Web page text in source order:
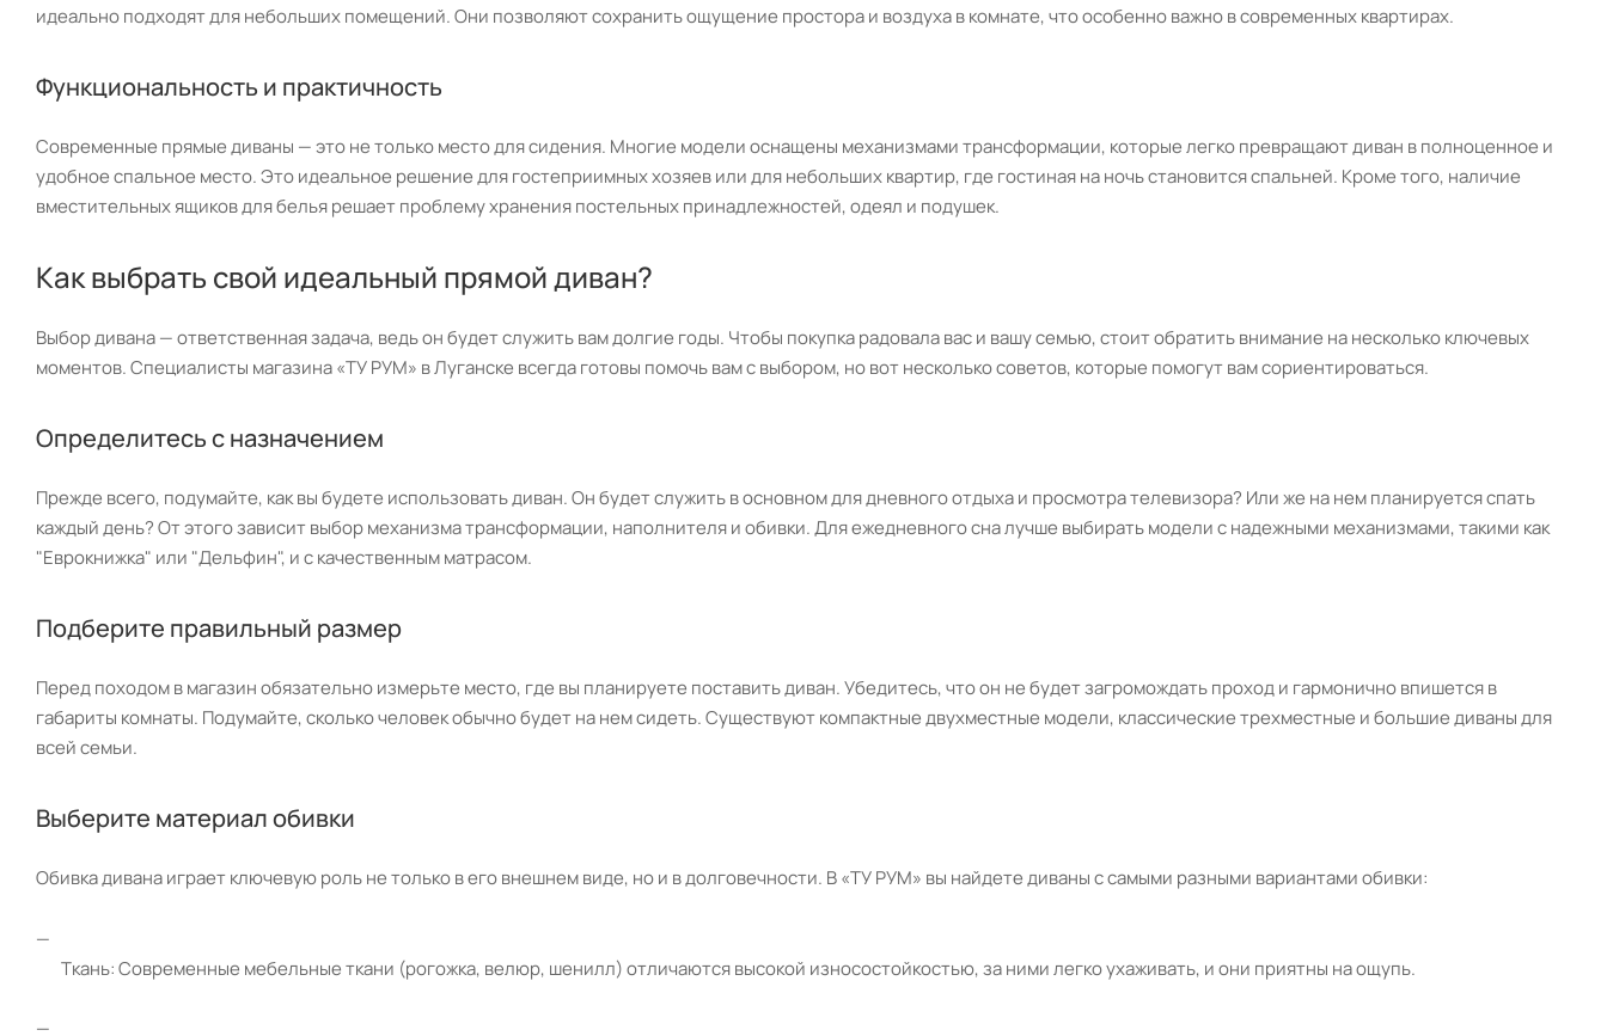
идеально подходят для небольших помещений. Они позволяют сохранить ощущение простора и воздуха в комнате, что особенно важно в современных квартирах.
Функциональность и практичность
Современные прямые диваны — это не только место для сидения. Многие модели оснащены механизмами трансформации, которые легко превращают диван в полноценное и
удобное спальное место. Это идеальное решение для гостеприимных хозяев или для небольших квартир, где гостиная на ночь становится спальней. Кроме того, наличие
вместительных ящиков для белья решает проблему хранения постельных принадлежностей, одеял и подушек.
Как выбрать свой идеальный прямой диван?
Выбор дивана — ответственная задача, ведь он будет служить вам долгие годы. Чтобы покупка радовала вас и вашу семью, стоит обратить внимание на несколько ключевых
моментов. Специалисты магазина «ТУ РУМ» в Луганске всегда готовы помочь вам с выбором, но вот несколько советов, которые помогут вам сориентироваться.
Определитесь с назначением
Прежде всего, подумайте, как вы будете использовать диван. Он будет служить в основном для дневного отдыха и просмотра телевизора? Или же на нем планируется спать
каждый день? От этого зависит выбор механизма трансформации, наполнителя и обивки. Для ежедневного сна лучше выбирать модели с надежными механизмами, такими как
"Еврокнижка" или "Дельфин", и с качественным матрасом.
Подберите правильный размер
Перед походом в магазин обязательно измерьте место, где вы планируете поставить диван. Убедитесь, что он не будет загромождать проход и гармонично впишется в
габариты комнаты. Подумайте, сколько человек обычно будет на нем сидеть. Существуют компактные двухместные модели, классические трехместные и большие диваны для
всей семьи.
Выберите материал обивки
Обивка дивана играет ключевую роль не только в его внешнем виде, но и в долговечности. В «ТУ РУМ» вы найдете диваны с самыми разными вариантами обивки:
Ткань: Современные мебельные ткани (рогожка, велюр, шенилл) отличаются высокой износостойкостью, за ними легко ухаживать, и они приятны на ощупь.